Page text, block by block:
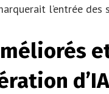
l’entrée des